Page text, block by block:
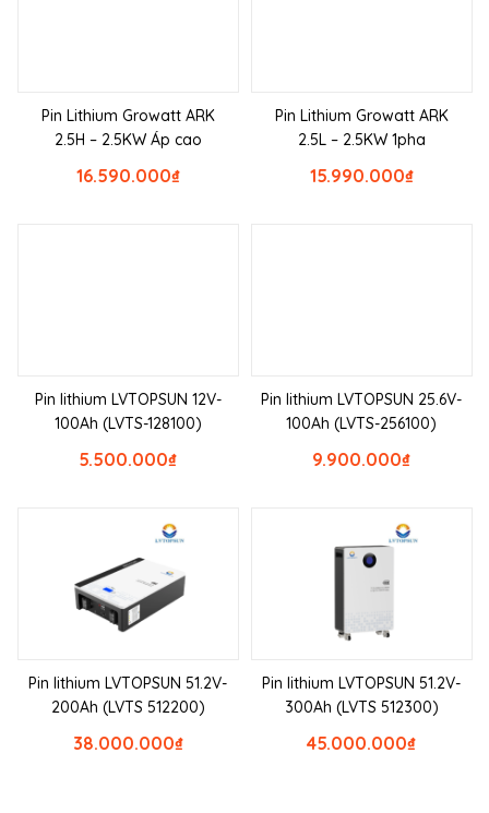
Pin Lithium Growatt ARK
2.5H – 2.5KW Áp cao
₫
16.590.000
Pin Lithium Growatt ARK
2.5L – 2.5KW 1pha
₫
15.990.000
Pin lithium LVTOPSUN 12V-
100Ah (LVTS-128100)
₫
5.500.000
Pin lithium LVTOPSUN 25.6V-
100Ah (LVTS-256100)
₫
9.900.000
Pin lithium LVTOPSUN 51.2V-
200Ah (LVTS 512200)
₫
38.000.000
Pin lithium LVTOPSUN 51.2V-
300Ah (LVTS 512300)
₫
45.000.000